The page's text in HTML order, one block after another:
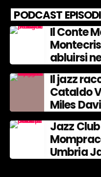
PODCAST EPISODI
Il Conte
abluirsi
Il jazz
Cataldo
Miles
Jazz
Umbria